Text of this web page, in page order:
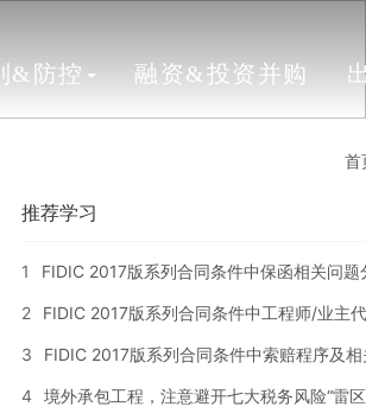
&防控 融资&投资并购
首
推荐学习
1 FIDIC 2017版系列合同条件中保函相关问题
2 FIDIC 2017版系列合同条件中工程师/业主
3 FIDIC 2017版系列合同条件中索赔程序及
4 境外承包工程，注意避开七大税务风险“雷区